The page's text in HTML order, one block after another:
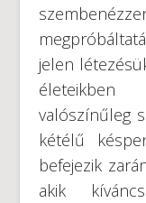
jelen
valószínűleg
kétélű
befejezik
akik